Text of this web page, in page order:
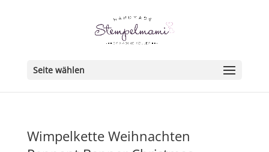
Seite wählen
Wimpelkette Weihnachten